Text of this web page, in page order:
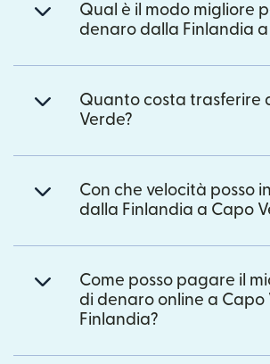
Qual è il modo migliore
denaro dalla Finlandia a
Quanto costa trasferire
Verde?
Con che velocità posso
dalla Finlandia a Capo
Come posso pagare il
di denaro online a Capo
Finlandia?